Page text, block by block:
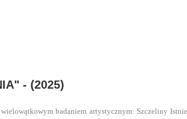
- (2025)
badaniem artystycznym: Szczeliny